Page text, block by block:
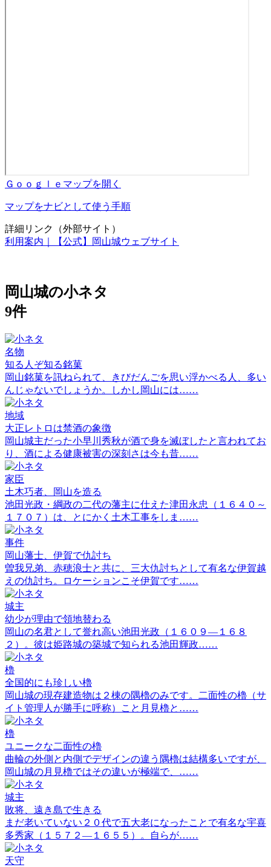
Ｇｏｏｇｌｅマップを開く
マップをナビとして使う手順
詳細リンク（外部サイト）
利用案内｜【公式】岡山城ウェブサイト
岡山城の小ネタ
9件
名物
知る人ぞ知る銘菓
岡山銘菓を訊ねられて、きびだんごを思い浮かべる人、多い
んじゃないでしょうか。しかし岡山には……
地域
大正レトロは禁酒の象徴
岡山城主だった小早川秀秋が酒で身を滅ぼしたと言われてお
り、酒による健康被害の深刻さは今も昔……
家臣
土木巧者、岡山を造る
池田光政・綱政の二代の藩主に仕えた津田永忠（１６４０～
１７０７）は、とにかく土木工事をしま……
事件
岡山藩士、伊賀で仇討ち
曽我兄弟、赤穂浪士と共に、三大仇討ちとして有名な伊賀越
えの仇討ち。ロケーションこそ伊賀です……
城主
幼少が理由で領地替わる
岡山の名君として誉れ高い池田光政（１６０９―１６８
２）。彼は姫路城の築城で知られる池田輝政……
櫓
全国的にも珍しい櫓
岡山城の現存建造物は２棟の隅櫓のみです。二面性の櫓（サ
イト管理人が勝手に呼称）こと月見櫓と……
櫓
ユニークな二面性の櫓
曲輪の外側と内側でデザインの違う隅櫓は結構多いですが、
岡山城の月見櫓ではその違いが極端で、……
城主
敗将、遠き島で生きる
まだ老いていない２０代で五大老になったことで有名な宇喜
多秀家（１５７２―１６５５）。自らが……
天守